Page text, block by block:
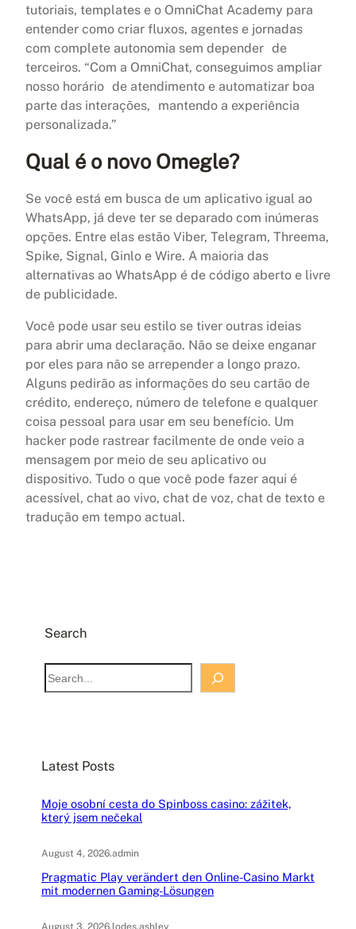
tutoriais, templates e o OmniChat Academy para
entender como criar fluxos, agentes e jornadas
com complete autonomia sem depender de
terceiros. “Com a OmniChat, conseguimos ampliar
nosso horário de atendimento e automatizar boa
parte das interações, mantendo a experiência
personalizada.”
Qual é o novo Omegle?
Se você está em busca de um aplicativo igual ao
WhatsApp, já deve ter se deparado com inúmeras
opções. Entre elas estão Viber, Telegram, Threema,
Spike, Signal, Ginlo e Wire. A maioria das
alternativas ao WhatsApp é de código aberto e livre
de publicidade.
Você pode usar seu estilo se tiver outras ideias
para abrir uma declaração. Não se deixe enganar
por eles para não se arrepender a longo prazo.
Alguns pedirão as informações do seu cartão de
crédito, endereço, número de telefone e qualquer
coisa pessoal para usar em seu benefício. Um
hacker pode rastrear facilmente de onde veio a
mensagem por meio de seu aplicativo ou
dispositivo. Tudo o que você pode fazer aqui é
acessível, chat ao vivo, chat de voz, chat de texto e
tradução em tempo actual.
Search
S
e
h
Latest Posts
Moje osobní cesta do Spinboss casino: zážitek,
který jsem nečekal
August 4, 2026.admin
Pragmatic Play verändert den Online-Casino Markt
mit modernen Gaming-Lösungen
August 3, 2026.lodes.ashley